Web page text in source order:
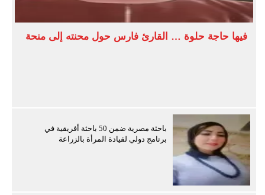
فيها حاجة حلوة … القارئ فارس حول محنته إلى منحة
باحثة مصرية ضمن 50 باحثة أفريقية في
برنامج دولي لقيادة المرأة بالزراعة